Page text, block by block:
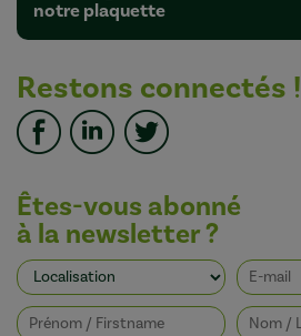
notre plaquette
Restons connectés !
Êtes-vous abonné
à la newsletter ?